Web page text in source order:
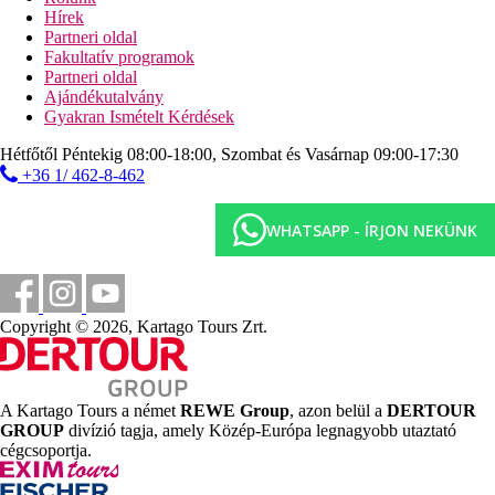
vízilabda
biliárd
darts
asztalitenisz
Sport és szórakozás térítés ellenében
masszázsok
kezelések
vízi sportok a strandon (helyi szolgáltatóknál)
későn kelőknek, napközben kávé, tea, fagylalt és
süteméynek, helyi alkoholos és alkoholmentes italok
09:00 és 24:00 óra között júliusban és augusztusban 09:00
és 01:00 óra között. A minibárba vizet készítenek be. Az
All Inclusive szállodák szolgáltatásai bizonyos
részletekben szállodánként eltérhetnek.
Szálláshely besorolás
Az adott ország hivatalos besorolása: 4*.
Hírek
Partneri oldal
Fakultatív programok
Partneri oldal
Ajándékutalvány
Gyakran Ismételt Kérdések
Hétfőtől Péntekig 08:00-18:00, Szombat és Vasárnap 09:00-17:30
+36 1/ 462-8-462
WHATSAPP - ÍRJON NEKÜNK
Copyright © 2026, Kartago Tours Zrt.
A Kartago Tours a német REWE Group, azon belül a DERTOUR
GROUP divízió tagja, amely Közép-Európa legnagyobb utaztató
cégcsoportja.